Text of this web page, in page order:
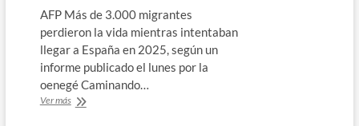
AFP Más de 3.000 migrantes
perdieron la vida mientras intentaban
llegar a España en 2025, según un
informe publicado el lunes por la
oenegé Caminando…
Ver másMás